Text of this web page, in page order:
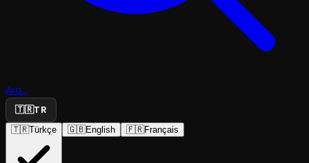
Ara...
🇹🇷TR
🇹🇷Türkçe 🇬🇧English 🇫🇷Français